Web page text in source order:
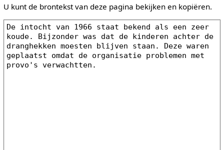
U kunt de brontekst van deze pagina bekijken en kopiëren.